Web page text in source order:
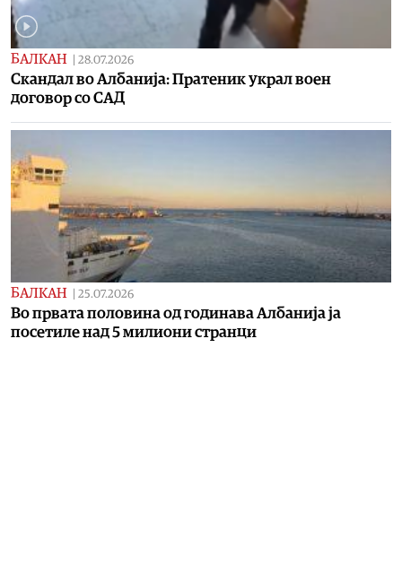
БАЛКАН 28.07.2026
Скандал во Албанија: Пратеник украл воен
договор со САД
БАЛКАН 25.07.2026
Во првата половина од годинава Албанија ја
посетиле над 5 милиони странци